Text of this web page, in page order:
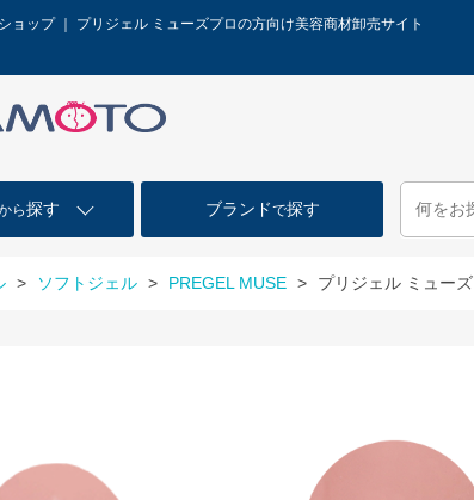
ョップ ｜ プリジェル ミューズプロの方向け美容商材卸売サイト
ら探す ブランドで探す
> ソフトジェル > PREGEL MUSE > プリジェル ミューズ